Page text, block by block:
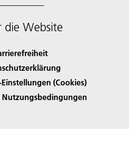
die Website
(Cookies)
Nutzungsbedingungen